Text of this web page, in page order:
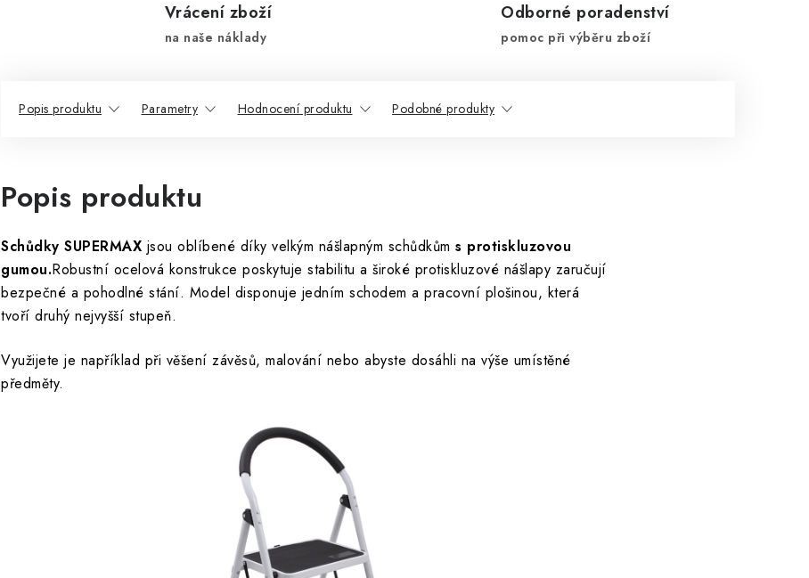
Vrácení zboží
na naše náklady
Odborné poradenství
pomoc při výběru zboží
Popis produktu Parametry Hodnocení produktu Podobné produkty
Popis produktu
Schůdky SUPERMAX jsou oblíbené díky velkým nášlapným schůdkům s protiskluzovou
gumou.Robustní ocelová konstrukce poskytuje stabilitu a široké protiskluzové nášlapy zaručují
bezpečné a pohodlné stání. Model disponuje jedním schodem a pracovní plošinou, která
tvoří druhý nejvyšší stupeň.
Využijete je například při věšení závěsů, malování nebo abyste dosáhli na výše umístěné
předměty.